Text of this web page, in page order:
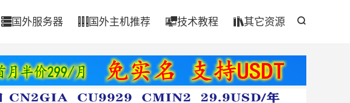

国外服务器  国外主机推荐 技术教程 其它资源